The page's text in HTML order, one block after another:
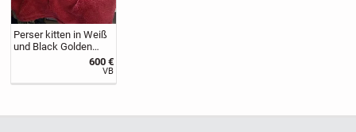
Perser kitten in Weiß
und Black Golden
600 €
VB